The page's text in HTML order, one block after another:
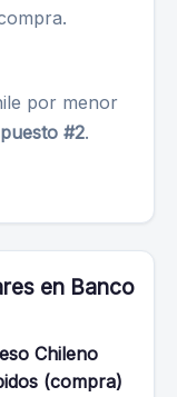
por menor
#2.
en Banco
Chileno
(compra)